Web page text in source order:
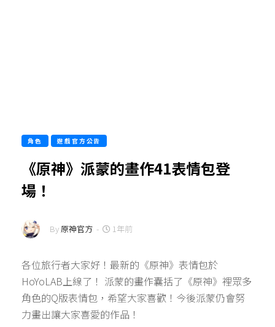
角色 遊戲官方公告
《原神》派蒙的畫作41表情包登
場！
By原神官方 - 1年前
各位旅行者大家好！最新的《原神》表情包於
HoYoLAB上線了！ 派蒙的畫作囊括了《原神》裡眾多
角色的Q版表情包，希望大家喜歡！今後派蒙仍會努
力畫出讓大家喜愛的作品！